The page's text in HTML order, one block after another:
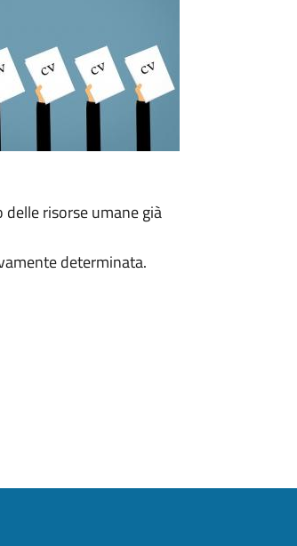
risorse umane già
determinata.